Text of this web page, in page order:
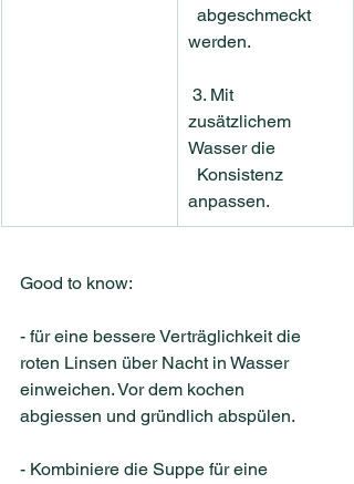
werden.
zusätzlichem
Wasser die
anpassen.
Good to know:
- für eine bessere Verträglichkeit die
roten Linsen über Nacht in Wasser
einweichen. Vor dem kochen
abgiessen und gründlich abspülen.
- Kombiniere die Suppe für eine